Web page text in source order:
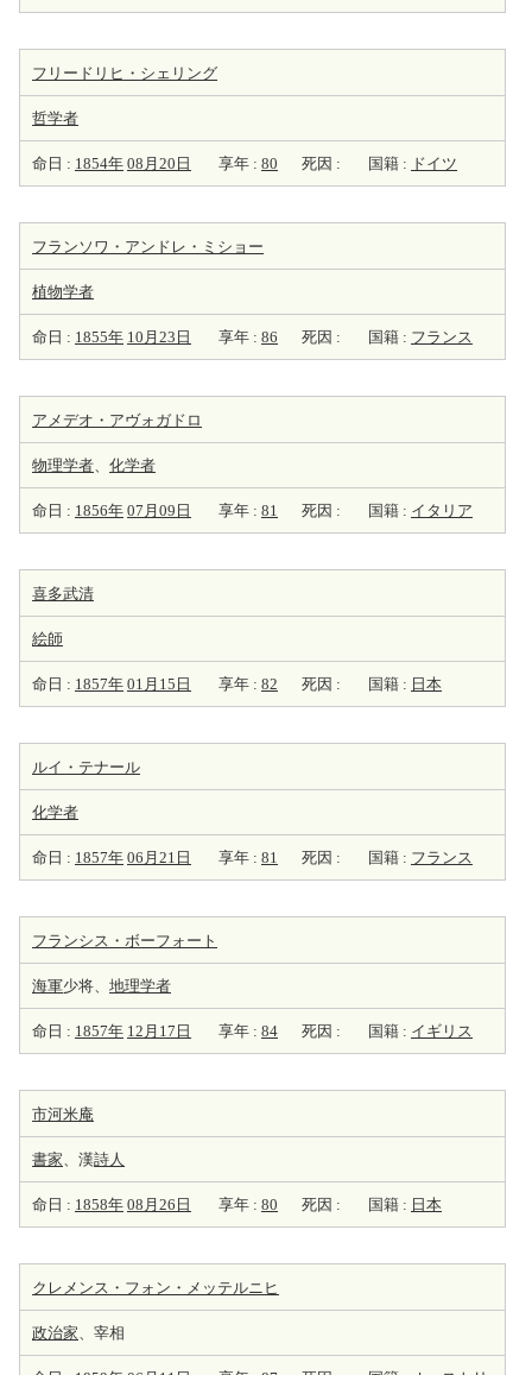
フリードリヒ・シェリング
哲学者
命日 : 1854年 08月20日 享年 : 80 死因 : 国籍 : ドイツ
フランソワ・アンドレ・ミショー
植物学者
命日 : 1855年 10月23日 享年 : 86 死因 : 国籍 : フランス
アメデオ・アヴォガドロ
物理学者、 化学者
命日 : 1856年 07月09日 享年 : 81 死因 : 国籍 : イタリア
喜多武清
絵師
命日 : 1857年 01月15日 享年 : 82 死因 : 国籍 : 日本
ルイ・テナール
化学者
命日 : 1857年 06月21日 享年 : 81 死因 : 国籍 : フランス
フランシス・ボーフォート
海軍少将、 地理学者
命日 : 1857年 12月17日 享年 : 84 死因 : 国籍 : イギリス
市河米庵
書家、漢詩人
命日 : 1858年 08月26日 享年 : 80 死因 : 国籍 : 日本
クレメンス・フォン・メッテルニヒ
政治家、宰相